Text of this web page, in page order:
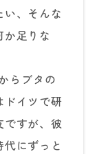
、そんな
足りな
らブタの
ドイツで研
すが、彼
にずっと